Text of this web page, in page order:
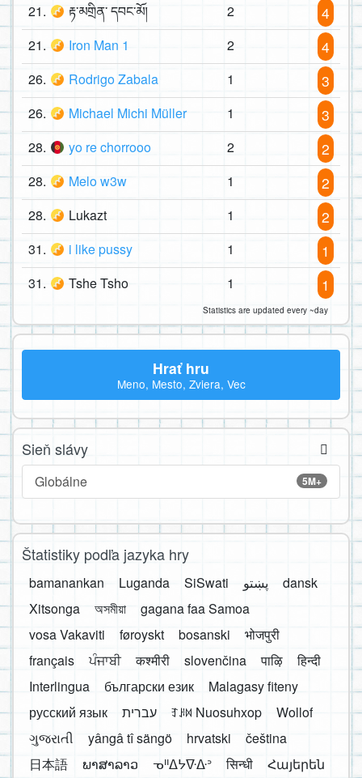
21. རྟ་མགྲིན་ དབང་མོ། 2 4
21. Iron Man 1 2 4
26. Rodrigo Zabala 1 3
26. Michael Michi Müller 1 3
28. yo re chorrooo 2 2
28. Melo w3w 1 2
28. Lukazt 1 2
31. i like pussy 1 1
31. Tshe Tsho 1 1
Statistics are updated every ~day
Hrať hru
Meno, Mesto, Zviera, Vec
Sieň slávy
5M+
Globálne
Štatistiky podľa jazyka hry
bamanankan Luganda SiSwati پښتو
dansk
Xitsonga
অসমীয়া
gagana faa Samoa
vosa Vakaviti
føroyskt bosanski
भोजपुरी
français
ਪੰਜਾਬੀ कश्मीरी slovenčina पाऴि
हिन्दी
Interlingua
български език
Malagasy fiteny
русский язык
עברית ꆈꌠ꒿ Nuosuhxop
Wollof
ગુજરાતી
yângâ tî sängö hrvatski
čeština
日本語
ພາສາລາວ ᓀᐦᐃᔭᐍᐏᐣ सिन्धी Հայերեն